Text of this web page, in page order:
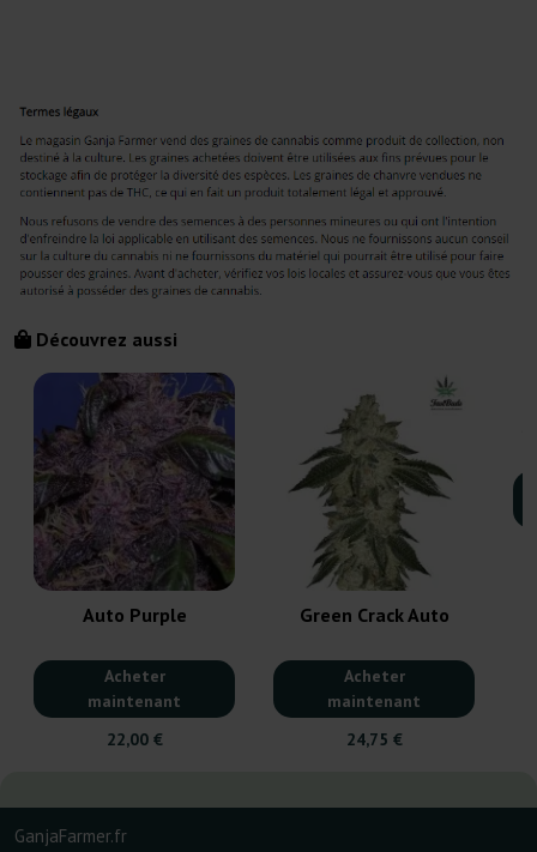
Découvrez aussi
Auto Purple
Acheter
maintenant
22,00 €
Green Crack Auto
Acheter
maintenant
24,75 €
GanjaFarmer.fr